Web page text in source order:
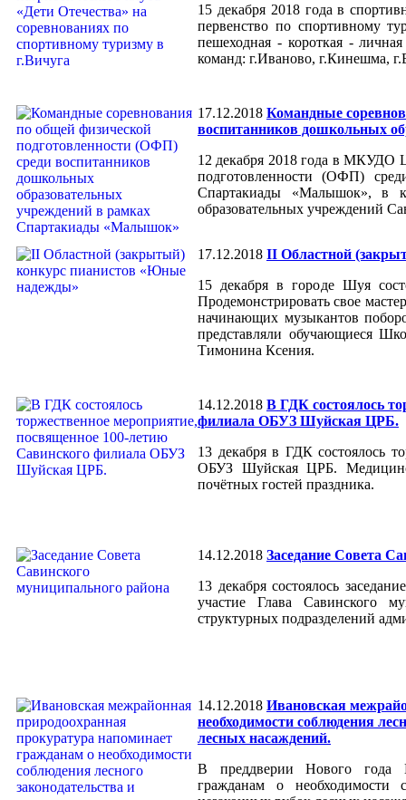
15 декабря 2018 года в
первенство по спортивному
пешеходная - короткая -
команд: г.Иваново, г.Кинешма,
17.12.2018 Командные
воспитанников дошкольных
12 декабря 2018 года в МКУДО
подготовленности (ОФП)
Спартакиады «Малышок», в
образовательных учреждений
17.12.2018 II Областной
15 декабря в городе Шуя
Продемонстрировать свое
начинающих музыкантов
представляли обучающиеся
Тимонина Ксения.
14.12.2018 В ГДК состоялось
филиала ОБУЗ Шуйская ЦРБ.
13 декабря в ГДК состоялось
ОБУЗ Шуйская ЦРБ.
почётных гостей праздника.
14.12.2018 Заседание Совета
13 декабря состоялось
участие Глава Савинского
структурных подразделений
14.12.2018 Ивановская
необходимости соблюдения
лесных насаждений.
В преддверии Нового года
гражданам о необходимости